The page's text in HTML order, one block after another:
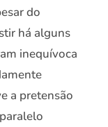
do
há alguns
inequívoca
a pretensão